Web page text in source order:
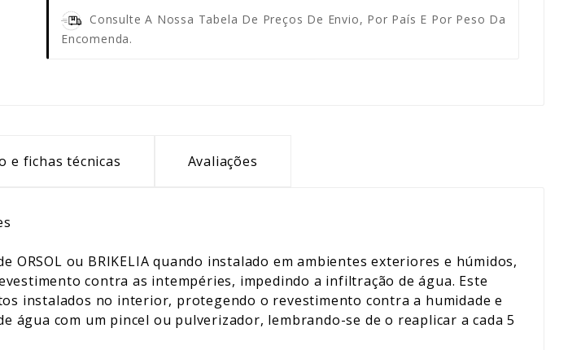
Consulte A Nossa Tabela De Preços De Envio, Por País E Por Peso Da
Encomenda.
e fichas técnicas Avaliações
ou BRIKELIA quando instalado em ambientes exteriores e húmidos,
contra as intempéries, impedindo a infiltração de água. Este
instalados no interior, protegendo o revestimento contra a humidade e
água com um pincel ou pulverizador, lembrando-se de o reaplicar a cada 5